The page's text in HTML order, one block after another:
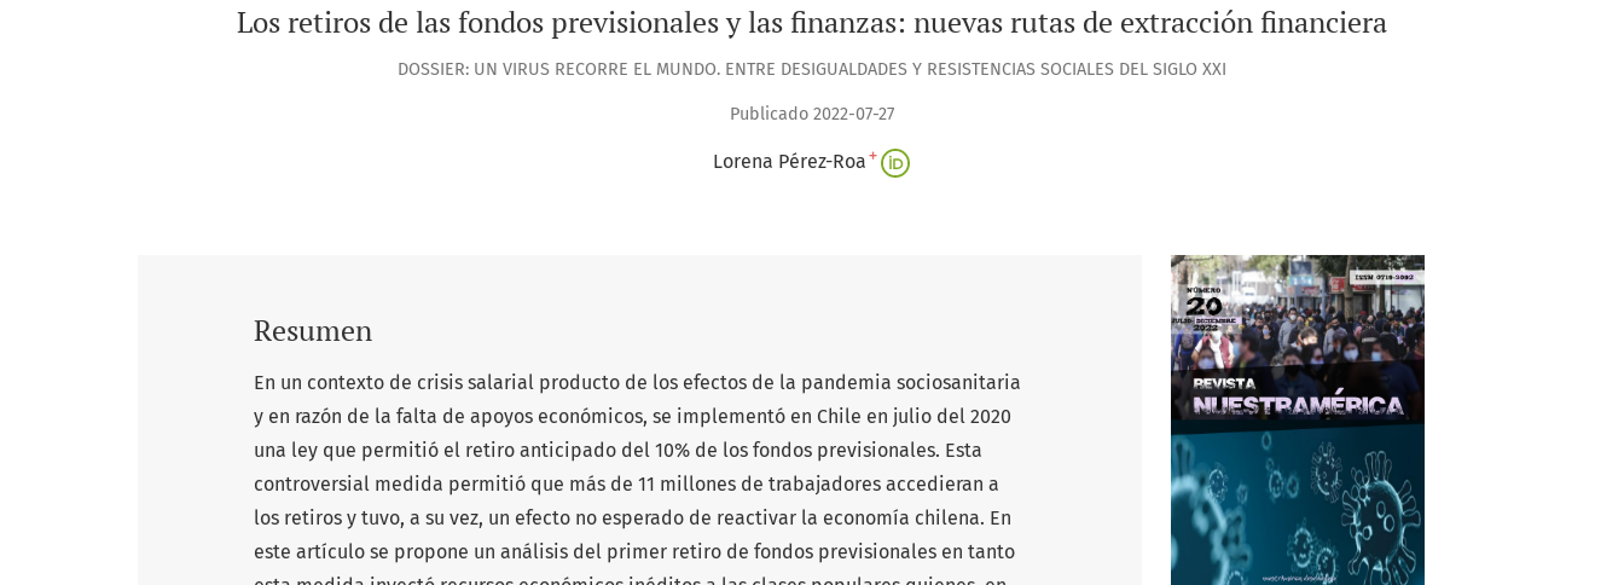
Los retiros de las fondos previsionales y las finanzas: nuevas rutas de extracción financiera
DOSSIER: UN VIRUS RECORRE EL MUNDO. ENTRE DESIGUALDADES Y RESISTENCIAS SOCIALES DEL SIGLO XXI
Publicado 2022-07-27
Lorena Pérez-Roa +
Resumen
En un contexto de crisis salarial producto de los efectos de la pandemia sociosanitaria
y en razón de la falta de apoyos económicos, se implementó en Chile en julio del 2020
una ley que permitió el retiro anticipado del 10% de los fondos previsionales. Esta
controversial medida permitió que más de 11 millones de trabajadores accedieran a
los retiros y tuvo, a su vez, un efecto no esperado de reactivar la economía chilena. En
este artículo se propone un análisis del primer retiro de fondos previsionales en tanto